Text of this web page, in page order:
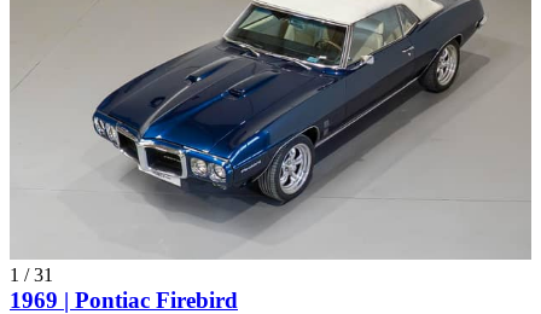
1 /31
1969 | Pontiac Firebird